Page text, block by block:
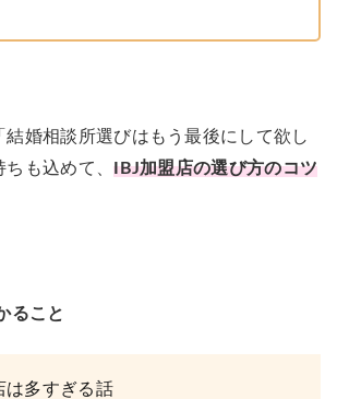
結婚相談所選びはもう最後にして欲し
ちも込めて、IBJ加盟店の選び方のコツ
ること
は多すぎる話